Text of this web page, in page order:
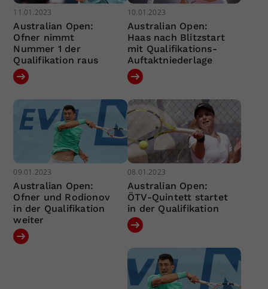
11.01.2023
Australian Open:
Ofner nimmt
Nummer 1 der
Qualifikation raus
10.01.2023
Australian Open:
Haas nach Blitzstart
mit Qualifikations-
Auftaktniederlage
09.01.2023
Australian Open:
Ofner und Rodionov
in der Qualifikation
weiter
08.01.2023
Australian Open:
ÖTV-Quintett startet
in der Qualifikation